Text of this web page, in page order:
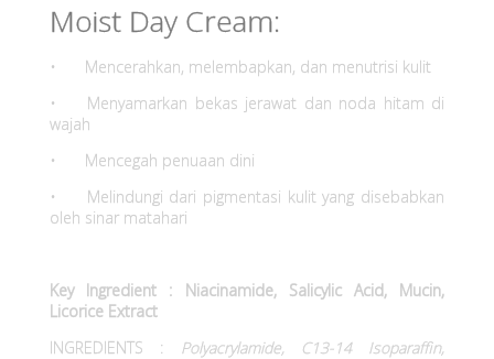
Moist Day Cream:
•
Mencerahkan, melembapkan, dan menutrisi kulit
•
Menyamarkan bekas jerawat dan noda hitam di
wajah
•
Mencegah penuaan dini
•
Melindungi dari pigmentasi kulit yang disebabkan
oleh sinar matahari
Key Ingredient : Niacinamide, Salicylic Acid, Mucin,
Licorice Extract
INGREDIENTS : Polyacrylamide, C13-14 Isoparaffin,